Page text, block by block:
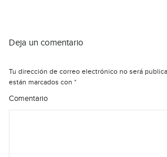
Deja un comentario
Tu dirección de correo electrónico no será
están marcados con *
Comentario